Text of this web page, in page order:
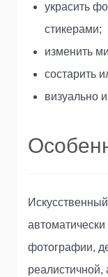
украсить
стикерами;
изменить
состарить
визуально
фотографии,